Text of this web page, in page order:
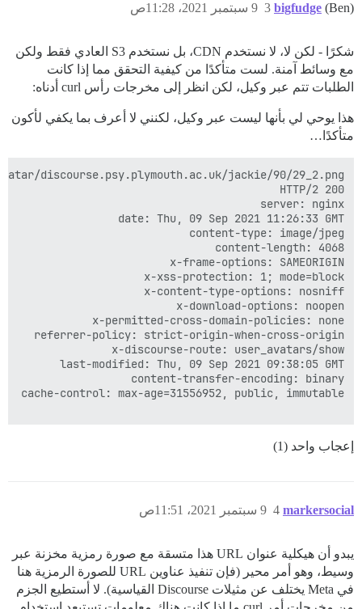
bigfudge (Ben) 9 سبتمبر 2021، 11:28ص 3
شكرًا - لكن لا، لا نستخدم CDN، بل نستخدم S3 العادي فقط ولكن
مع وسائط آمنة. لست متأكدًا من كيفية التحقق مما إذا كانت
الطلبات تتم عبر وكيل، لكن انظر إلى مخرجات رأس curl أدناه:
هذا يوحي لي بأنها ليست عبر وكيل، لكنني لا أعرف بما يكفي لأكون
متأكدًا…
إعجاب واحد (1)
markersocial 9 سبتمبر 2021، 11:51ص 4
يبدو أن هيكلية عنوان URL هذا متسقة مع صورة رمزية مخزنة عبر
وسيط، وهو أمر محير (فإن تنفيذ عناوين URL للصورة الرمزية هنا
في Meta يختلف عن مثيلات Discourse القياسية). لا أستطيع الجزم